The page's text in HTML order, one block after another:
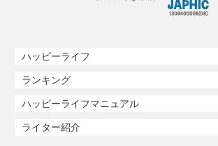
ハッピーライフ
ランキング
ハッピーライフマニュアル
ライター紹介